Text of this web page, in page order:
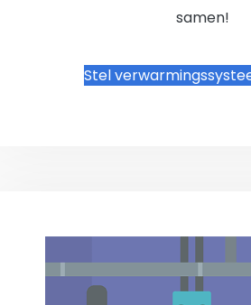
samen!
Stel